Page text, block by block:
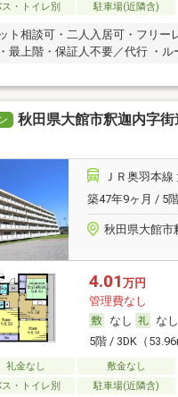
・トイレ別
駐車場(近隣含)
ト相談可・二人入居可・フリー
最上階・保証人不要／代行 ・ル
秋田県大館市釈迦内字
ＪＲ奥羽本
築47年9ヶ月 / 5
秋田県大館市
4.01 万円
管理費なし
なし
なし
5階 / 3DK（
礼金なし 敷金なし
・トイレ別
駐車場(近隣含)